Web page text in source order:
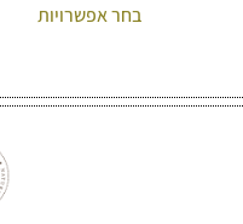
בחר אפשרויות